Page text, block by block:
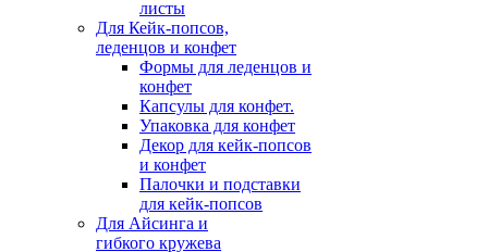
листы
Для Кейк-попсов,
леденцов и конфет
Формы для леденцов и
конфет
Капсулы для конфет.
Упаковка для конфет
Декор для кейк-попсов
и конфет
Палочки и подставки
для кейк-попсов
Для Айсинга и
гибкого кружева